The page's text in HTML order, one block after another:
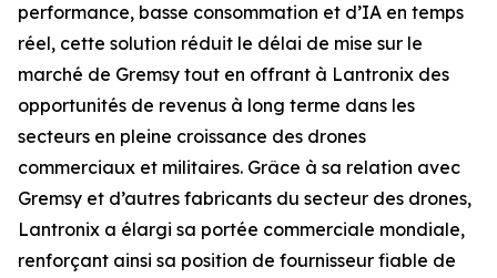
performance, basse consommation et d’IA en temps
réel, cette solution réduit le délai de mise sur le
marché de Gremsy tout en offrant à Lantronix des
opportunités de revenus à long terme dans les
secteurs en pleine croissance des drones
commerciaux et militaires. Grâce à sa relation avec
Gremsy et d’autres fabricants du secteur des drones,
Lantronix a élargi sa portée commerciale mondiale,
renforçant ainsi sa position de fournisseur fiable de